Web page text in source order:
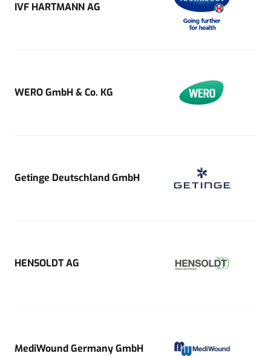
IVF HARTMANN AG
WERO GmbH & Co. KG
Getinge Deutschland GmbH
HENSOLDT AG
MediWound Germany GmbH